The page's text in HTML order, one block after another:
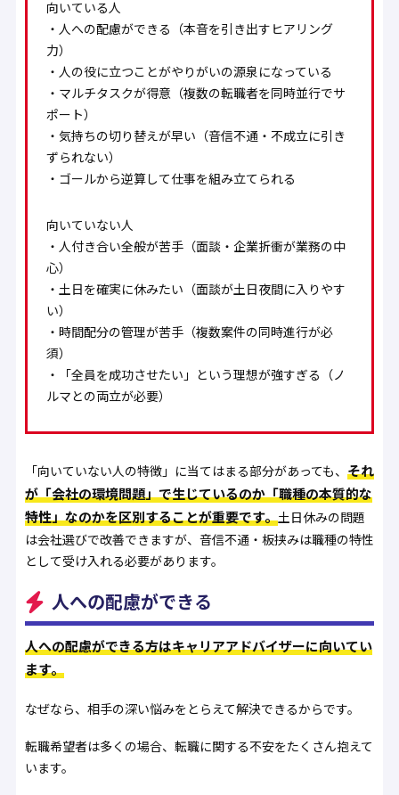
向いている人
・人への配慮ができる（本音を引き出すヒアリング
力）
・人の役に立つことがやりがいの源泉になっている
・マルチタスクが得意（複数の転職者を同時並行でサ
ポート）
・気持ちの切り替えが早い（音信不通・不成立に引き
ずられない）
・ゴールから逆算して仕事を組み立てられる
向いていない人
・人付き合い全般が苦手（面談・企業折衝が業務の中
心）
・土日を確実に休みたい（面談が土日夜間に入りやす
い）
・時間配分の管理が苦手（複数案件の同時進行が必
須）
・「全員を成功させたい」という理想が強すぎる（ノ
ルマとの両立が必要）
「向いていない人の特徴」に当てはまる部分があっても、 それ
が「会社の環境問題」で生じているのか「職種の本質的な
特性」なのかを区別することが重要です。土日休みの問題
は会社選びで改善できますが、音信不通・板挟みは職種の特性
として受け入れる必要があります。
人への配慮ができる
人への配慮ができる方はキャリアアドバイザーに向いてい
ます。
なぜなら、相手の深い悩みをとらえて解決できるからです。
転職希望者は多くの場合、転職に関する不安をたくさん抱えて
います。